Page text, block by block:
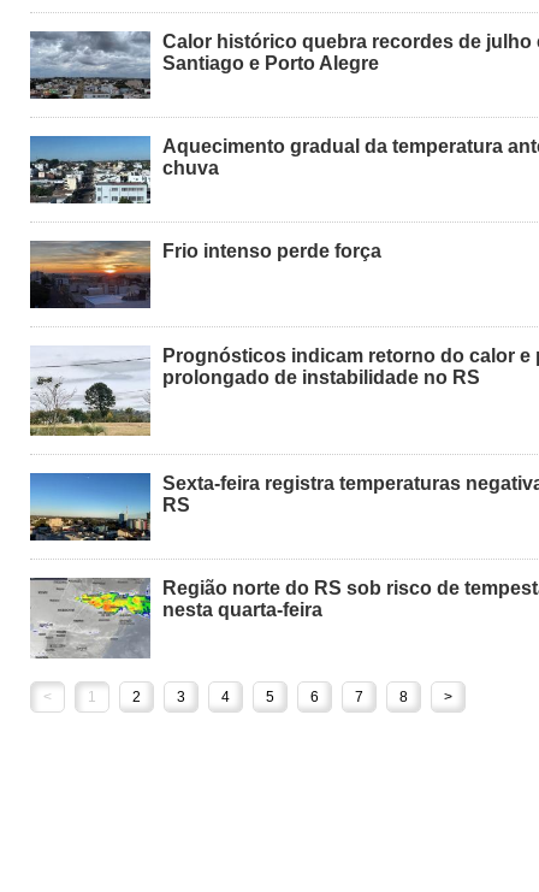
Calor histórico quebra recordes de julho
Santiago e Porto Alegre
Aquecimento gradual da temperatura
chuva
Frio intenso perde força
Prognósticos indicam retorno do calor e
prolongado de instabilidade no RS
Sexta-feira registra temperaturas
RS
Região norte do RS sob risco de
nesta quarta-feira
< 1 2 3 4 5 6 7 8 >